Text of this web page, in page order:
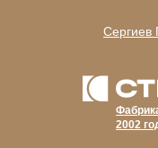
2002
Сергиев